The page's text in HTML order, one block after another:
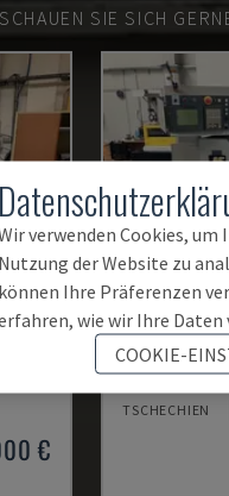
SCHAUEN SIE SICH
€
FORMAT 5-
JONES &
TSCHECHIEN
verwenden Cookies, um
Nutzung der Website zu
können Ihre Präferenzen
wie wir Ihre Daten
COOKIE-